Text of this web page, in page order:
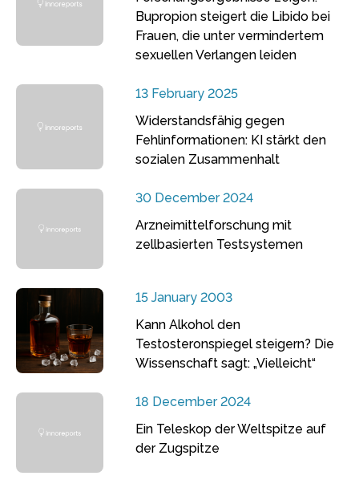
Bupropion steigert die Libido bei
Frauen, die unter vermindertem
sexuellen Verlangen leiden
13 February 2025
Widerstandsfähig gegen
Fehlinformationen: KI stärkt den
sozialen Zusammenhalt
30 December 2024
Arzneimittelforschung mit
zellbasierten Testsystemen
15 January 2003
Kann Alkohol den
Testosteronspiegel steigern? Die
Wissenschaft sagt: „Vielleicht“
18 December 2024
Ein Teleskop der Weltspitze auf
der Zugspitze